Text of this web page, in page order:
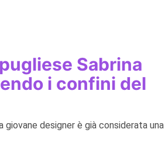
Sabrina
i confini del
designer è già considerata